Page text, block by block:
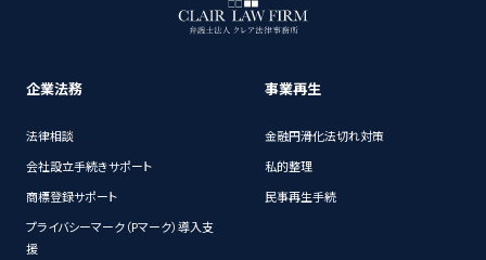
企業法務
法律相談
会社設立手続きサポート
商標登録サポート
プライバシーマーク（Pマーク）導入支
援
事業再生
金融円滑化法切れ対策
私的整理
民事再生手続